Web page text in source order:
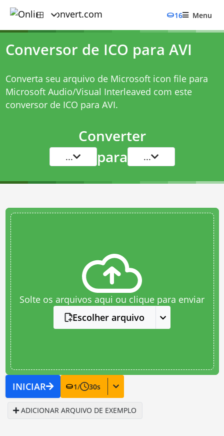
16 Menu
Conversor de ICO para AVI
Converta seu arquivo de Microsoft icon file para
Microsoft Audio/Visual Interleaved com este
conversor de ICO para AVI.
Converter
... para ...
Solte os arquivos aqui ou clique para enviar
Escolher arquivo
INICIAR 1/ 30s
ADICIONAR ARQUIVO DE EXEMPLO